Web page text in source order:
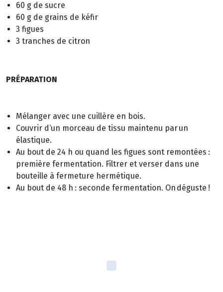
60 g de sucre
60 g de grains de kéfir
3 figues
3 tranches de citron
PRÉPARATION
Mélanger avec une cuillère en bois.
Couvrir d‘un morceau de tissu maintenu par un
élastique.
Au bout de 24 h ou quand les figues sont remontées :
première fermentation. Filtrer et verser dans une
bouteille à fermeture hermétique.
Au bout de 48 h : seconde fermentation. On déguste !